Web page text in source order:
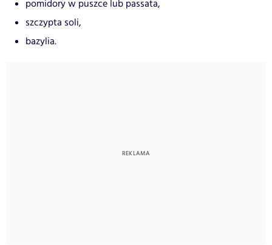
pomidory w puszce lub passata,
szczypta soli,
bazylia.